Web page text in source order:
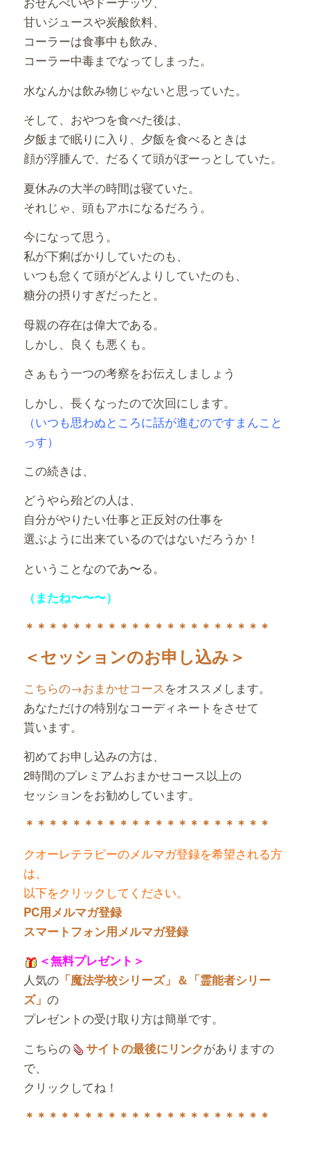
甘いジュースや炭酸飲料、
コーラーは食事中も飲み、
コーラー中毒までなってしまった。
水なんかは飲み物じゃないと思っていた。
そして、おやつを食べた後は、
夕飯まで眠りに入り、夕飯を食べるときは
顔が浮腫んで、だるくて頭がぼーっとしていた。
夏休みの大半の時間は寝ていた。
それじゃ、頭もアホになるだろう。
今になって思う。
私が下痢ばかりしていたのも、
いつも怠くて頭がどんよりしていたのも、
糖分の摂りすぎだったと。
母親の存在は偉大である。
しかし、良くも悪くも。
さぁもう一つの考察をお伝えしましょう
しかし、長くなったので次回にします。
（いつも思わぬところに話が進むのですまんこと
っす）
この続きは、
どうやら殆どの人は、
自分がやりたい仕事と正反対の仕事を
選ぶように出来ているのではないだろうか！
ということなのであ〜る。
（またね〜〜〜）
＊＊＊＊＊＊＊＊＊＊＊＊＊ ＊＊＊＊＊＊＊＊
＜セッションのお申し込み＞
こちらの→おまかせコース をオススメします。
あなただけの特別なコーディネートをさせて
貰います。
初めてお申し込みの方は、
2時間のプレミアムおまかせコース以上の
セッションをお勧めしています。
＊＊＊＊＊＊＊＊＊＊＊＊＊＊＊＊＊＊＊＊＊
クオーレテラピーのメルマガ登録を希望される方
は、
以下をクリックしてください。
PC用メルマガ登録
スマートフォン用メルマガ登録
＜無料プレゼント＞
人気の「魔法学校シリーズ」＆「霊能者シリー
ズ」 の
プレゼントの受け取り方は簡単です。
こちらの
サイトの最後にリンクがありますの
で、
クリックしてね！
＊＊＊＊＊＊＊＊＊＊＊＊＊＊＊＊＊＊＊＊＊